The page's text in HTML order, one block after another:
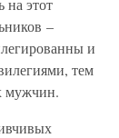
на этот
–
и
тем
мужчин.